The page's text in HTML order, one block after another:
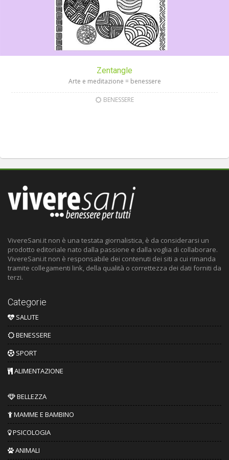
Zentangle
Arte e meditazione = benessere
BENESSERE
VivereSani.it non è una testata giornalistica, è da considerarsi un
prodotto editoriale nato dalla passione e dalla voglia di collaborare.
VivereSani.it non è responsabile dei contenuti dei siti a cui rimanda
tramite collegamenti link, della qualità o correttezza dei dati forniti da
terzi.
Categorie
SALUTE
BENESSERE
SPORT
ALIMENTAZIONE
BELLEZZA
MAMME E BAMBINO
PSICOLOGIA
ANIMALI